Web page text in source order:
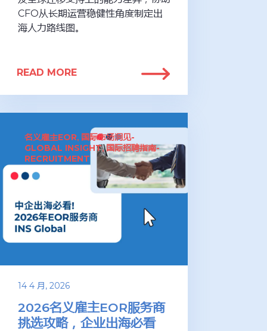
CFO从长期运营稳健性角度制定出
海人力路线图。
READ MORE
名义雇主EOR, 国际市场洞见-
GLOBAL INSIGHT,国际招聘指南-
RECRUITMENT
14 4 月, 2026
2026名义雇主EOR服务商
挑选攻略，企业出海必看